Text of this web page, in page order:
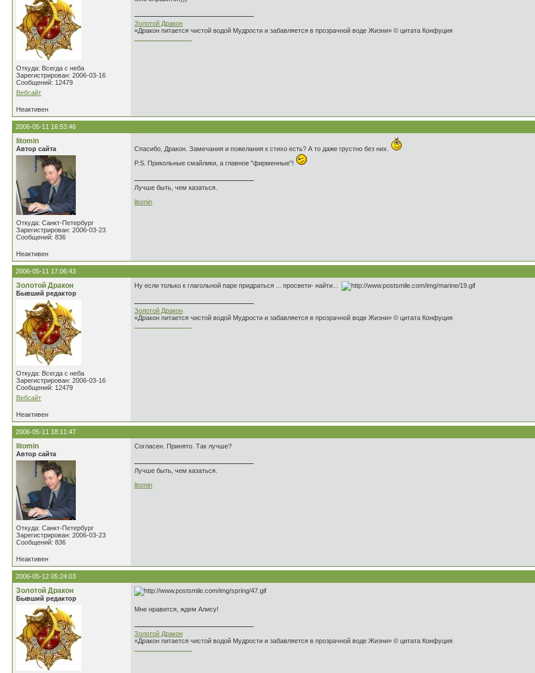
Откуда: Всегда с неба
Зарегистрирован: 2006-03-16
Сообщений: 12479
Вебсайт
Золотой Дракон
«Дракон питается чистой водой Мудрости и забавляется в прозрачной воде Жизни» © цитата Конфуция
Неактивен
2006-05-11 16:53:46
litomin
Автор сайта
Откуда: Санкт-Петербург
Зарегистрирован: 2006-03-23
Сообщений: 836
Спасибо, Дракон. Замечания и пожелания к стихо есть? А то даже грустно без них.
P.S. Прикольные смайлики, а главное "фирменные"!
Лучше быть, чем казаться.
litomin
Неактивен
2006-05-11 17:06:43
Золотой Дракон
Бывший редактор
Откуда: Всегда с неба
Зарегистрирован: 2006-03-16
Сообщений: 12479
Вебсайт
Ну если только к глагольной паре придраться ... просвети- найти...
Золотой Дракон
«Дракон питается чистой водой Мудрости и забавляется в прозрачной воде Жизни» © цитата Конфуция
Неактивен
2006-05-11 18:11:47
litomin
Автор сайта
Откуда: Санкт-Петербург
Зарегистрирован: 2006-03-23
Сообщений: 836
Согласен. Принято. Так лучше?
Лучше быть, чем казаться.
litomin
Неактивен
2006-05-12 05:24:03
Золотой Дракон
Бывший редактор
Мне нравится, ждем Алису!
Золотой Дракон
«Дракон питается чистой водой Мудрости и забавляется в прозрачной воде Жизни» © цитата Конфуция